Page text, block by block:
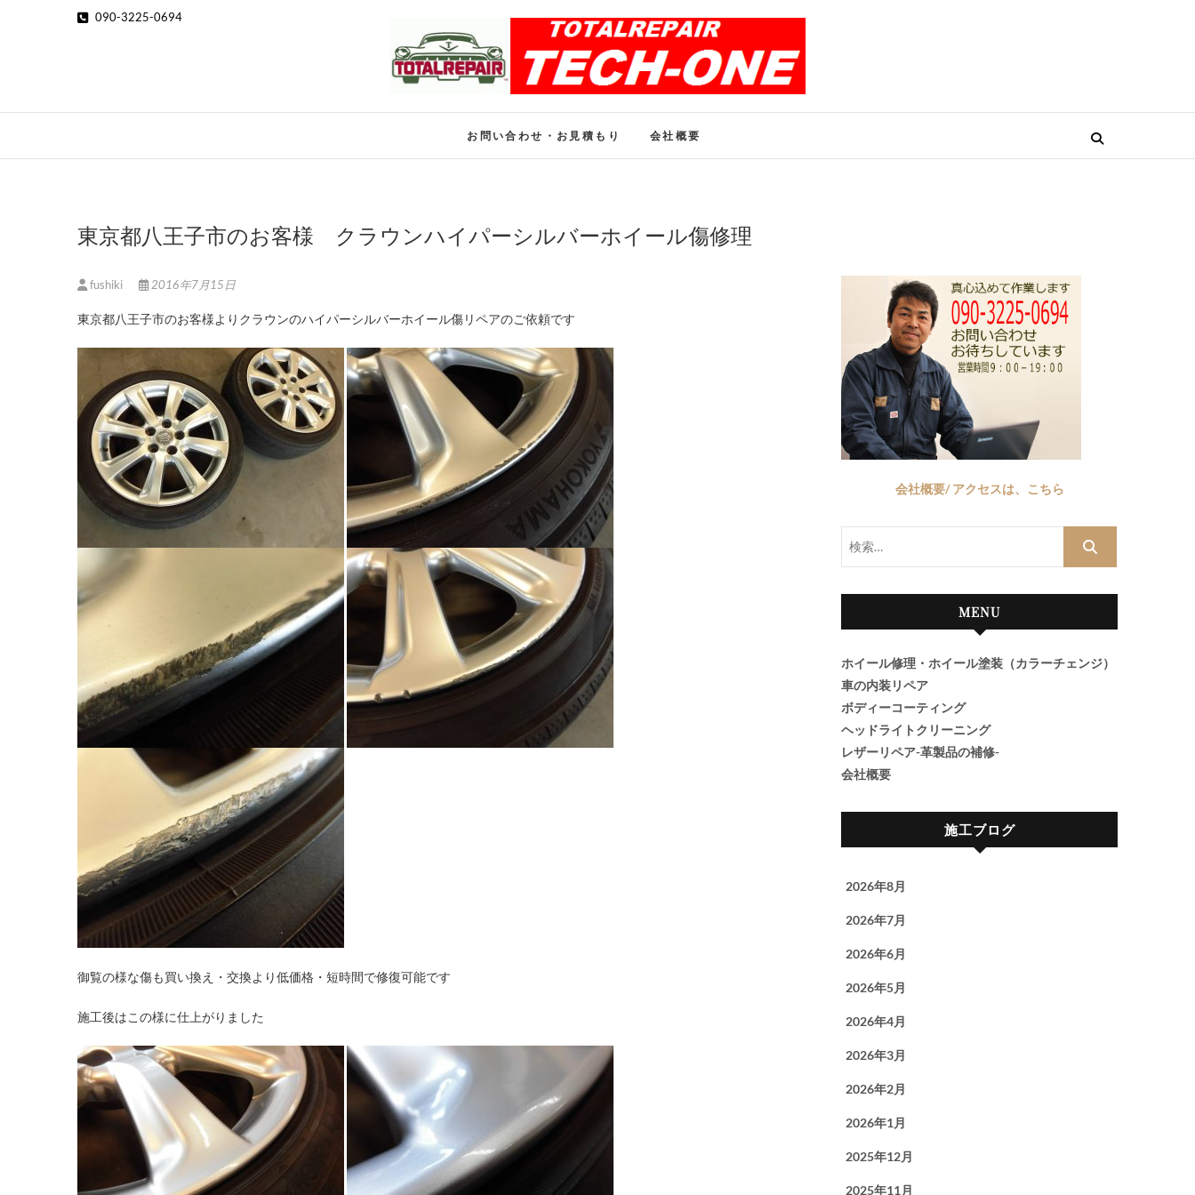
090-3225-0694
ホイール修理のトータルリペアテックワン
お問い合わせ・お見積もり 会社概要
東京都八王子市のお客様 クラウンハイパーシルバーホイール傷修理
fushiki 2016年7月15日
東京都八王子市のお客様よりクラウンのハイパーシルバーホイール傷リペアのご依頼です
御覧の様な傷も買い換え・交換より低価格・短時間で修復可能です
施工後はこの様に仕上がりました
会社概要/ アクセスは、こちら
MENU
ホイール修理・ホイール塗装（カラーチェンジ）
車の内装リペア
ボディーコーティング
ヘッドライトクリーニング
レザーリペア-革製品の補修-
会社概要
施工ブログ
2026年8月
2026年7月
2026年6月
2026年5月
2026年4月
2026年3月
2026年2月
2026年1月
2025年12月
2025年11月